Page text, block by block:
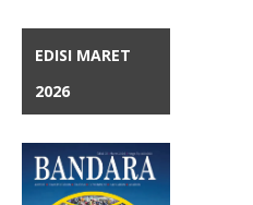
EDISI MARET
2026